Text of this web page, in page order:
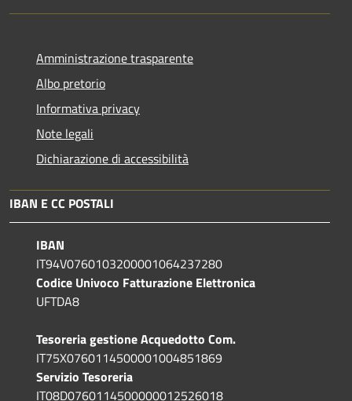
Amministrazione trasparente
Albo pretorio
Informativa privacy
Note legali
Dichiarazione di accessibilità
IBAN E CC POSTALI
IBAN
IT94V0760103200001064237280
Codice Univoco Fatturazione Elettronica
UFTDA8
Tesoreria gestione Acquedotto Com.
IT75X0760114500001004851869
Servizio Tesoreria
IT08D0760114500000012526018